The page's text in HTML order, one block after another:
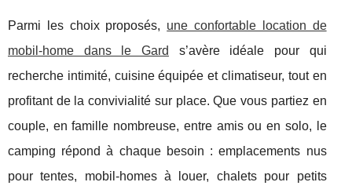
Parmi les choix proposés, une confortable location de
mobil-home dans le Gard
s’avère idéale pour qui
recherche intimité, cuisine équipée et climatiseur, tout en
profitant de la convivialité sur place. Que vous partiez en
couple, en famille nombreuse, entre amis ou en solo, le
camping répond à chaque besoin : emplacements nus
pour tentes, mobil-homes à louer, chalets pour petits